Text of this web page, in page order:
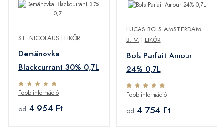
ST. NICOLAUS | LIKŐR
Demänovka
Blackcurrant 30% 0,7L
Több információ
od 4 954 Ft
LUCAS BOLS AMSTERDAM
B. V. | LIKŐR
Bols Parfait Amour
24% 0,7L
Több információ
od 4 754 Ft